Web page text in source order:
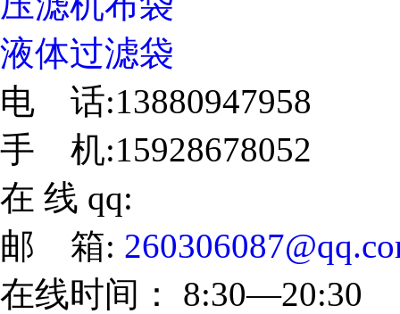
液体过滤袋
电 话:13880947958
手 机:15928678052
在 线 qq:
邮 箱:
在线时间： 8:30—20:30